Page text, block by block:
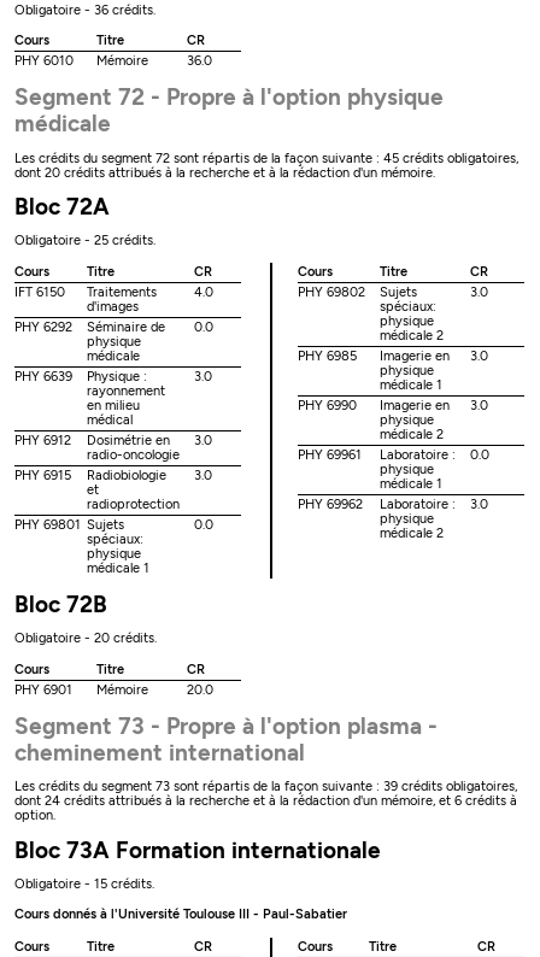
Obligatoire - 36 crédits.
Cours
Titre
CR
PHY 6010
Mémoire 36.0
Segment 72 - Propre à l'option physique
médicale
Les crédits du segment 72 sont répartis de la façon suivante : 45 crédits obligatoires,
dont 20 crédits attribués à la recherche et à la rédaction d'un mémoire.
Bloc 72A
Obligatoire - 25 crédits.
Cours
Titre
CR
IFT 6150
Traitements
d'images
4.0
PHY 6292
Séminaire de
physique
médicale
0.0
PHY 6639
Physique :
rayonnement
en milieu
médical
3.0
PHY 6912
Dosimétrie en
radio-oncologie
3.0
PHY 6915
Radiobiologie
et
radioprotection
3.0
PHY 69801 Sujets
spéciaux:
physique
médicale 1
0.0
Cours Titre
CR
PHY 69802
Sujets
spéciaux:
physique
médicale 2
3.0
PHY 6985
Imagerie en
physique
médicale 1
3.0
PHY 6990
Imagerie en
physique
médicale 2
3.0
PHY 69961
Laboratoire :
physique
médicale 1
0.0
PHY 69962
Laboratoire :
physique
médicale 2
3.0
Bloc 72B
Obligatoire - 20 crédits.
Cours
Titre
CR
PHY 6901
Mémoire 20.0
Segment 73 - Propre à l'option plasma -
cheminement international
Les crédits du segment 73 sont répartis de la façon suivante : 39 crédits obligatoires,
dont 24 crédits attribués à la recherche et à la rédaction d'un mémoire, et 6 crédits à
option.
Bloc 73A Formation internationale
Obligatoire - 15 crédits.
Cours donnés à l'Université Toulouse III - Paul-Sabatier
Cours Titre
CR
Cours Titre
CR